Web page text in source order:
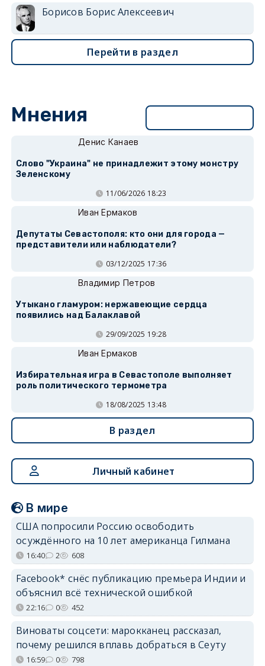
Борисов Борис Алексеевич
Перейти в раздел
Мнения
Денис Канаев
Слово "Украина" не принадлежит этому монстру
Зеленскому
11/06/2026 18:23
Иван Ермаков
Депутаты Севастополя: кто они для города —
представители или наблюдатели?
03/12/2025 17:36
Владимир Петров
Утыкано гламуром: нержавеющие сердца
появились над Балаклавой
29/09/2025 19:28
Иван Ермаков
Избирательная игра в Севастополе выполняет
роль политического термометра
18/08/2025 13:48
В раздел
Личный кабинет
В мире
США попросили Россию освободить
осуждённого на 10 лет американца Гилмана
16:40 2 608
Facebook* снёс публикацию премьера Индии и
объяснил всё технической ошибкой
22:16 0 452
Виноваты соцсети: марокканец рассказал,
почему решился вплавь добраться в Сеуту
16:59 0 798